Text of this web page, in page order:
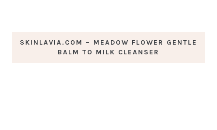
SKINLAVIA.COM – MEADOW FLOWER GENTLE
BALM TO MILK CLEANSER